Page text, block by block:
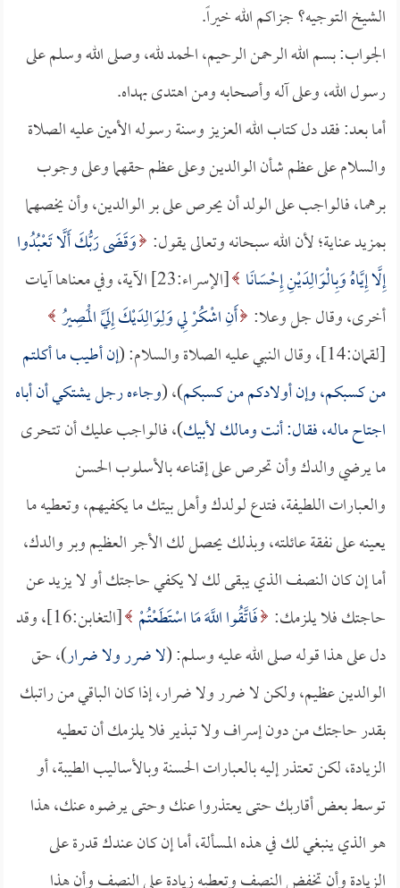
الشيخ التوجيه؟ جزاكم الله خيراً.
الجواب: بسم الله الرحمن الرحيم، الحمد لله، وصلى الله وسلم على
رسول الله، وعلى آله وأصحابه ومن اهتدى بهداه.
أما بعد: فقد دل كتاب الله العزيز وسنة رسوله الأمين عليه الصلاة
والسلام على عظم شأن الوالدين وعلى عظم حقهما وعلى وجوب
برهما، فالواجب على الولد أن يحرص على بر الوالدين، وأن يخصهما
بمزيد عناية؛ لأن الله سبحانه وتعالى يقول: وَقَضَى رَبُّكَ أَلَّا تَعْبُدُوا
إِلَّا إِيَّاهُ وَبِالْوَالِدَيْنِ إِحْسَانًا
[الإسراء:23] الآية، وفي معناها آيات
أخرى، وقال جل وعلا: أَنِ اشْكُرْ لِي وَلِوَالِدَيْكَ إِلَيَّ الْمَصِيرُ
[لقمان:14]، وقال النبي عليه الصلاة والسلام: (
إن أطيب ما أكلتم
من كسبكم، وإن أولادكم من كسبكم)، (وجاءه رجل يشتكي أن أباه
اجتاح ماله، فقال: أنت ومالك لأبيك)، فالواجب عليك أن تتحرى
ما يرضي والدك وأن تحرص على إقناعه بالأسلوب الحسن
والعبارات اللطيفة، فتدع لولدك وأهل بيتك ما يكفيهم، وتعطيه ما
يعينه على نفقة عائلته، وبذلك يحصل لك الأجر العظيم وبر والدك،
أما إن كان النصف الذي يبقى لك لا يكفي حاجتك أو لا يزيد عن
حاجتك فلا يلزمك: فَاتَّقُوا اللَّهَ مَا اسْتَطَعْتُمْ
[التغابن:16]، وقد
دل على هذا قوله صلى الله عليه وسلم: (لا ضرر ولا ضرار)، حق
الوالدين عظيم، ولكن لا ضرر ولا ضرار، إذا كان الباقي من راتبك
بقدر حاجتك من دون إسراف ولا تبذير فلا يلزمك أن تعطيه
الزيادة، لكن تعتذر إليه بالعبارات الحسنة وبالأساليب الطيبة، أو
توسط بعض أقاربك حتى يعتذروا عنك وحتى يرضوه عنك، هذا
هو الذي ينبغي لك في هذه المسألة، أما إن كان عندك قدرة على